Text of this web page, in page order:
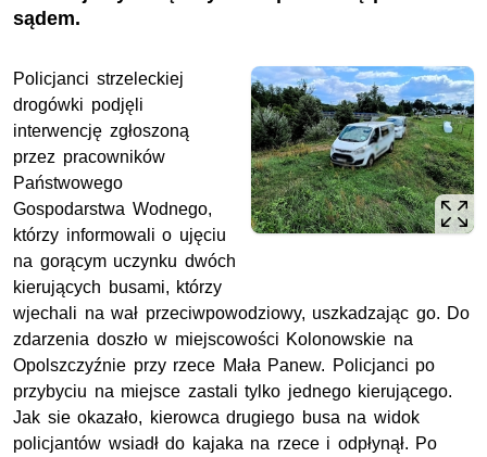
sądem.
Policjanci strzeleckiej
drogówki podjęli
interwencję zgłoszoną
przez pracowników
Państwowego
Gospodarstwa Wodnego,
którzy informowali o ujęciu
na gorącym uczynku dwóch
kierujących busami, którzy
wjechali na wał przeciwpowodziowy, uszkadzając go. Do
zdarzenia doszło w miejscowości Kolonowskie na
Opolszczyźnie przy rzece Mała Panew. Policjanci po
przybyciu na miejsce zastali tylko jednego kierującego.
Jak sie okazało, kierowca drugiego busa na widok
policjantów wsiadł do kajaka na rzece i odpłynął. Po